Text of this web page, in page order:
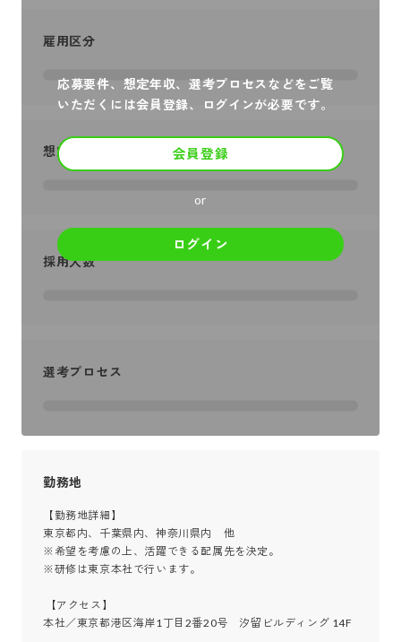
応募要件、想定年収、選考プロセスなどをご覧
いただくには会員登録、ログインが必要です。
会員登録
or
ログイン
雇用区分
想定年収
採用人数
選考プロセス
勤務地
【勤務地詳細】
東京都内、千葉県内、神奈川県内　他
※希望を考慮の上、活躍できる配属先を決定。
※研修は東京本社で行います。
本社／東京都港区海岸1丁目2番20号　汐留ビルディング 14F